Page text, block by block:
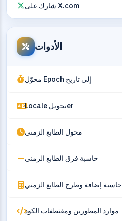
شارك على X.com
الأدوات
محوّل Epoch إلى تاريخ
Locale تحويلer
محول الطابع الزمني
حاسبة فرق الطابع الزمني
حاسبة إضافة وطرح الطابع الزمني
موارد المطورين ومقتطفات الكود